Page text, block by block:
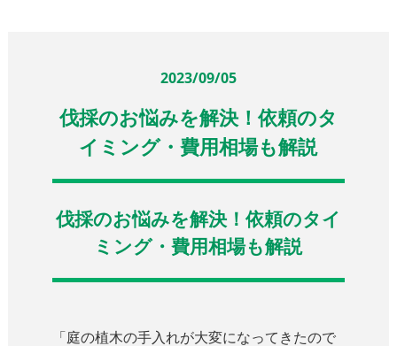
2023/09/05
伐採のお悩みを解決！依頼のタ
イミング・費用相場も解説
伐採のお悩みを解決！依頼のタイ
ミング・費用相場も解説
「庭の植木の手入れが大変になってきたので